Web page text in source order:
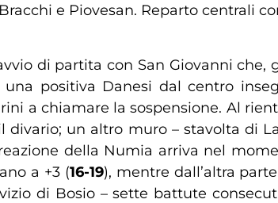
e Piovesan. Reparto centrali
di partita con San Giovanni che,
positiva Danesi dal centro
a chiamare la sospensione. Al
divario; un altro muro – stavolta di
della Numia arriva nel
a +3 (16-19), mentre dall’altra
di Bosio – sette battute